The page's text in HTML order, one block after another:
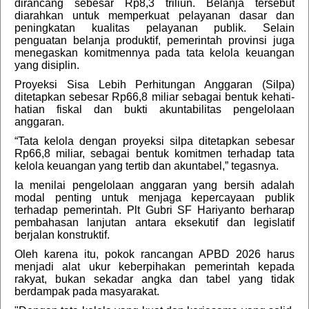
dirancang sebesar Rp8,3 triliun. Belanja tersebut
diarahkan untuk memperkuat pelayanan dasar dan
peningkatan kualitas pelayanan publik. Selain
penguatan belanja produktif, pemerintah provinsi juga
menegaskan komitmennya pada tata kelola keuangan
yang disiplin.
Proyeksi Sisa Lebih Perhitungan Anggaran (Silpa)
ditetapkan sebesar Rp66,8 miliar sebagai bentuk kehati-
hatian fiskal dan bukti akuntabilitas pengelolaan
anggaran.
“Tata kelola dengan proyeksi silpa ditetapkan sebesar
Rp66,8 miliar, sebagai bentuk komitmen terhadap tata
kelola keuangan yang tertib dan akuntabel,” tegasnya.
Ia menilai pengelolaan anggaran yang bersih adalah
modal penting untuk menjaga kepercayaan publik
terhadap pemerintah. Plt Gubri SF Hariyanto berharap
pembahasan lanjutan antara eksekutif dan legislatif
berjalan konstruktif.
Oleh karena itu, pokok rancangan APBD 2026 harus
menjadi alat ukur keberpihakan pemerintah kepada
rakyat, bukan sekadar angka dan tabel yang tidak
berdampak pada masyarakat.